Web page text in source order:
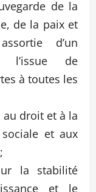
de la
de la paix et
d’un
l’issue de
à toutes les
au droit et à la
et aux
la stabilité
et le